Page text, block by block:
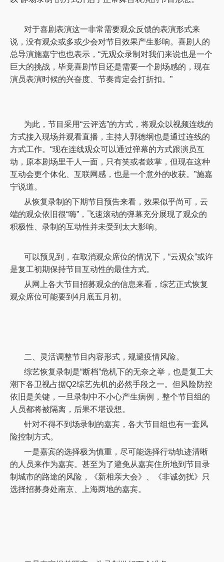
对于喜剧表演这一非常需要观众反馈的表演形式来
说，没有观众或多或少会对节目效果产生影响。喜剧人的
总导演施嘉宁也也表示， “无观众录制对我们来说也是一个
巨大的挑战，毕竟喜剧节目还是需要一个剧场感的，现在
演员表演时候的兴奋度、节奏肯定会打折扣。”
为此，节目采用“云评选”的方式，将观众以视频连线的
方式接入现场并观看直播，主持人郭德纲也是通过连线的
方式工作。“现在连线观众可以通过弹幕的方式跟演员互
动，原本剧场里千人一面，只有笑或者鼓掌，但现在这种
互动会更个体化、互联网感，也是一个意外的收获。”施嘉
宁说道。
从恢复录制的下期节目预告来看，效果似乎尚可，云
端的观众依旧很“嗨”，飞速滚动的弹幕充分展现了观众的
积极性、录制的互动性并未受到太大影响。
可以预见到，在取消观众席位的情况下， “云观众”或许
是复工初期保持节目互动性的最佳方式。
从网上各大节目招募观众的信息来看，综艺正式恢复
观众席位可能要到 4月底五月初。
二、灵活调整节目内容形式，规避疫情风险。
综艺恢复录制是“断档”危机下的无奈之举，也是复工大
潮下各卫视占据Q2综艺先机的必然手段之一。但风险防控
依旧是关键，一旦录制中不小心产生病例，整个节目组的
人员都将被隔离，后果不堪设想。
针对不得不到场录制的嘉宾，各大节目组也有一套风
险控制方式。
一是嘉宾的选择极为慎重，尽可能选择行动轨迹清晰
的人员来作为嘉宾。甚至为了避免从嘉宾住所地到节目录
制城市的路途的风险，《新相亲大会》、《非诚勿扰》只
选择招募身处南京、上海两地的嘉宾。